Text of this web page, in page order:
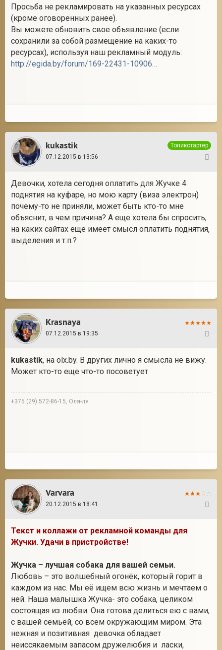
Просьба не рекламировать на указанных ресурсах
(кроме оговоренных ранее).
Вы можете обновить свое объявление (если
сохранили за собой размещение на каких-то
ресурсах), используя наш рекламный модуль:
http://egida.by/forum/169-22431-1090613-16-1448649034
kukastik
Топикстартер
07.12.2015 в 13:56
Девочки, хотела сегодня оплатить для Жучке 4
поднятия на куфаре, но мою карту (виза электрон)
почему-то не приняли, может быть кто-то мне
объяснит, в чем причина? А еще хотела бы спросить,
на каких сайтах еще имеет смысл оплатить поднятия,
выделения и т.п.?
Krasnaya
07.12.2015 в 19:35
kukastik, на olx.by. В других лично я смысла не вижу.
Может кто-то еще что-то посоветует
+375 (29) 572-86-15, Оля-ля
Varvara
20.12.2015 в 18:41
Текст и коллажи от рекламной команды для
Жучки. Удачи в пристройстве!
Жучка – лучшая собака для вашей семьи.
Любовь – это волшебный огонёк, который горит в
каждом из нас. Мы её ищем всю жизнь и мечтаем о
ней. Наша малышка Жучка- это собака, целиком
состоящая из любви. Она готова делиться ею с вами,
с вашей семьёй, со всем окружающим миром. Эта
нежная и позитивная девочка обладает
неиссякаемым запасом дружелюбия и ласки,